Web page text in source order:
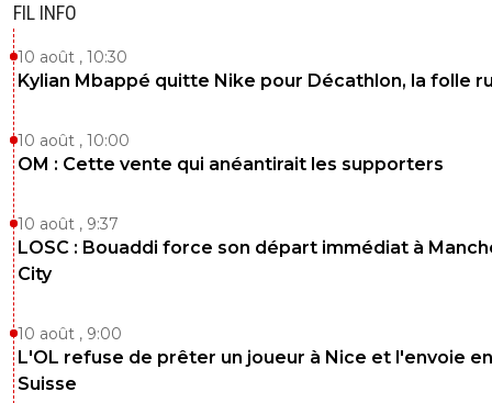
FIL INFO
10 août , 10:30
Kylian Mbappé quitte Nike pour Décathlon, la folle
10 août , 10:00
OM : Cette vente qui anéantirait les supporters
10 août , 9:37
LOSC : Bouaddi force son départ immédiat à
City
10 août , 9:00
L'OL refuse de prêter un joueur à Nice et l'envoie en
Suisse